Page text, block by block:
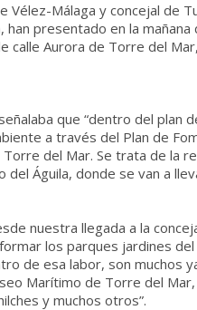
Vélez-Málaga y concejal de
han presentado en la
calle Aurora de Torre del
que “dentro del plan
a través del Plan de
del Mar. Se trata de la
del Águila, donde se van a
nuestra llegada a la
los parques jardines del
de esa labor, son muchos
Marítimo de Torre del
y muchos otros”.